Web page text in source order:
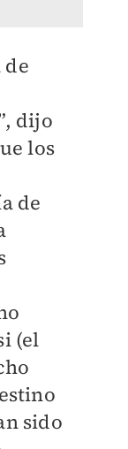
de
dijo
los
de
(el
sido